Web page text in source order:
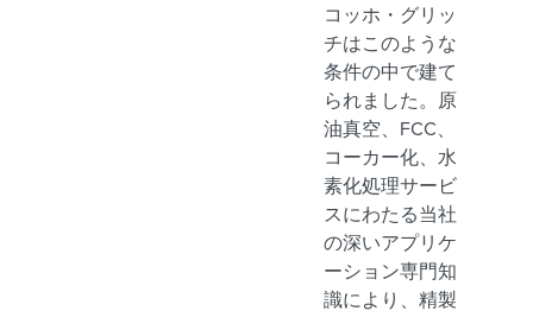
コッホ・グリッ
チはこのような
条件の中で建て
られました。原
油真空、FCC、
コーカー化、水
素化処理サービ
スにわたる当社
の深いアプリケ
ーション専門知
識により、精製